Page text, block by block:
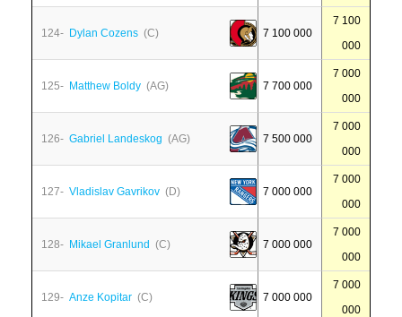
124- Dylan Cozens (C) 7 100 000
7 100
000
125- Matthew Boldy (AG) 7 700 000
7 000
000
126- Gabriel Landeskog (AG) 7 500 000
7 000
000
127- Vladislav Gavrikov (D) 7 000 000
7 000
000
128- Mikael Granlund (C) 7 000 000
7 000
000
129- Anze Kopitar (C) 7 000 000
7 000
000